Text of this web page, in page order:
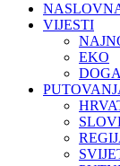
VIJESTI
EKO